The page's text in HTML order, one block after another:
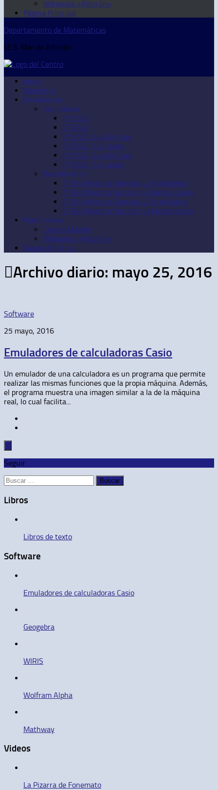
Wikipedia «Alborán»
Página Principal
Departamento de Matemáticas
I.E.S. Mar de Alborán
Inicio
Miembros
Enseñanzas
Secundaria
1º E.S.O.
2º E.S.O.
3º E.S.O. Académicas
3º E.S.O. Aplicadas
4º E.S.O. Académicas
4º E.S.O. Aplicadas
Bachilleratos
1º Bachillerato Ciencias y Tecnológico
1º Bachillerato Sociales y Humanidades
2º Bachillerato Ciencias y Tecnológico
2º Bachillerato Sociales y Humanidades
Plataformas
Cursos Moodle
Wikipedia «Alborán»
Página Principal
Archivo diario: mayo 25, 2016
Software
25 mayo, 2016
Emuladores de calculadoras Casio
Un emulador de una calculadora es un programa que permite
realizar las mismas funciones que la propia máquina. Además,
el programa muestra una imagen similar a la de la máquina
real, lo cual facilita...
Seguir:
Buscar:
Libros
Libros de texto
Software
Emuladores de calculadoras Casio
Geogebra
WIRIS
Wolfram Alpha
Mathway
Videos
La Pizarra de Fonemato